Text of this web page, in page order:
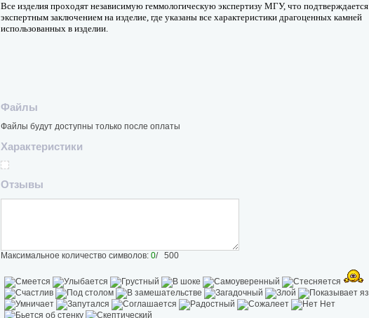
Все изделия проходят независимую геммологическую экспертизу МГУ, что подтверждается
экспертным заключением на изделие, где указаны все характеристики драгоценных камней
использованных в изделии.
Файлы
Файлы будут доступны только после оплаты
Характеристики
Отзывы
Максимальное количество символов: 0/ 500